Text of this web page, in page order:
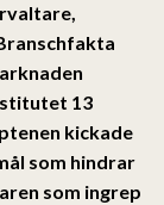
13
kickade
som hindrar
som ingrep